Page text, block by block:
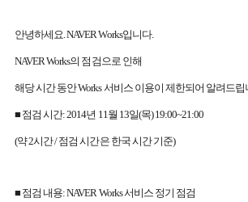
안녕하세요. NAVER Works입니다.
NAVER Works의 점검으로 인해
해당 시간 동안 Works 서비스 이용이 제한되어 알려드립
■ 점검 시간: 2014년 11월 13일(목) 19:00~21:00
(약 2시간 / 점검 시간은 한국 시간 기준)
■ 점검 내용: NAVER Works 서비스 정기 점검